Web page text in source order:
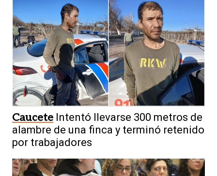
Caucete Intentó llevarse 300 metros de
alambre de una finca y terminó retenido
por trabajadores